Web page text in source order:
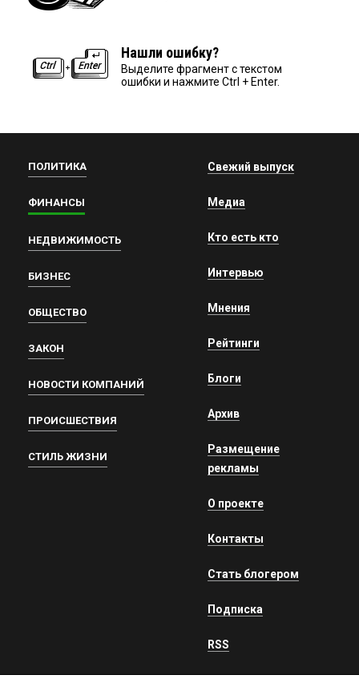
Нашли ошибку?
Выделите фрагмент с текстом
ошибки и нажмите Ctrl + Enter.
ПОЛИТИКА
ФИНАНСЫ
НЕДВИЖИМОСТЬ
БИЗНЕС
ОБЩЕСТВО
ЗАКОН
НОВОСТИ КОМПАНИЙ
ПРОИСШЕСТВИЯ
СТИЛЬ ЖИЗНИ
Свежий выпуск
Медиа
Кто есть кто
Интервью
Мнения
Рейтинги
Блоги
Архив
Размещение
рекламы
О проекте
Контакты
Стать блогером
Подписка
RSS